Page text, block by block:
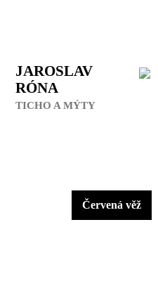
JAROSLAV
RÓNA
TICHO A MÝTY
Červená věž